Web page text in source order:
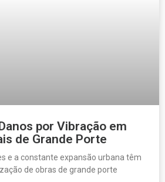
por Vibração em
de Grande Porte
e a constante expansão urbana têm
de obras de grande porte